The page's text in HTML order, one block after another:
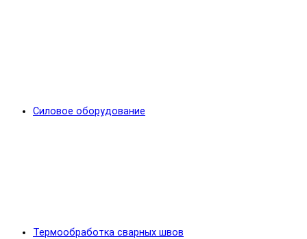
Силовое оборудование
Термообработка сварных швов